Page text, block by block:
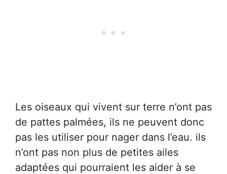
Les oiseaux qui vivent sur terre n’ont pas
de pattes palmées, ils ne peuvent donc
pas les utiliser pour nager dans l’eau. ils
n’ont pas non plus de petites ailes
adaptées qui pourraient les aider à se